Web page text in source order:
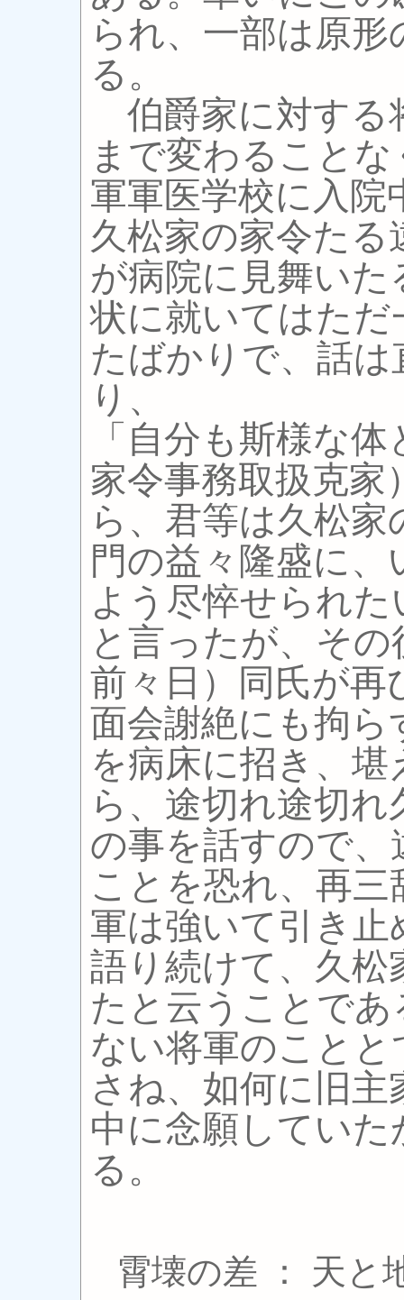
られ、一部は原
る。
伯爵家に対する
まで変わること
軍軍医学校に入院
久松家の家令たる
が病院に見舞い
状に就いてはた
たばかりで、話
り、
「自分も斯様な
家令事務取扱克
ら、君等は久松
門の益々隆盛に
よう尽悴せられた
と言ったが、そ
前々日）同氏が再
面会謝絶にも拘ら
を病床に招き、
ら、途切れ途切
の事を話すので
ことを恐れ、再
軍は強いて引き
語り続けて、久松
たと云うことで
ない将軍のこと
さね、如何に旧
中に念願してい
る。
霄壊の差 ： 天と